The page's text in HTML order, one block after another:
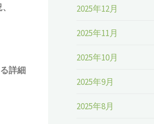
詳細
2025年12月
2025年11月
2025年10月
2025年9月
2025年8月